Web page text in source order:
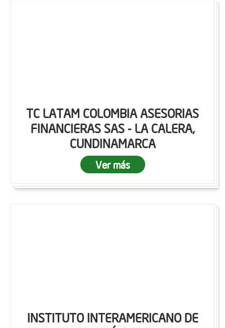
TC LATAM COLOMBIA ASESORIAS
FINANCIERAS SAS - LA CALERA,
CUNDINAMARCA
Ver más
INSTITUTO INTERAMERICANO DE